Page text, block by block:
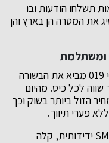
תשלחו הודעות ובו
את המטרה הן בארץ והן
מבין כל המחירים והאפשרויות מסתמן כי 019 מביא את הבשורה
לכל כיס. מהיום
הזול ביותר בשוק וכך
פערי תיווך.
מערכת 019 מערכת לשליחת הודעות SMS ידידותית, קלה